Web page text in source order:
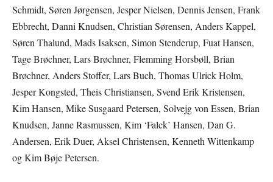
Schmidt, Søren Jørgensen, Jesper Nielsen, Dennis Jensen, Frank
Ebbrecht, Danni Knudsen, Christian Sørensen, Anders Kappel,
Søren Thalund, Mads Isaksen, Simon Stenderup, Fuat Hansen,
Tage Brøchner, Lars Brøchner, Flemming Horsbøll, Brian
Brøchner, Anders Stoffer, Lars Buch, Thomas Ulrick Holm,
Jesper Kongsted, Theis Christiansen, Svend Erik Kristensen,
Kim Hansen, Mike Susgaard Petersen, Solvejg von Essen, Brian
Knudsen, Janne Rasmussen, Kim ‘Falck’ Hansen, Dan G.
Andersen, Erik Duer, Aksel Christensen, Kenneth Wittenkamp
og Kim Bøje Petersen.